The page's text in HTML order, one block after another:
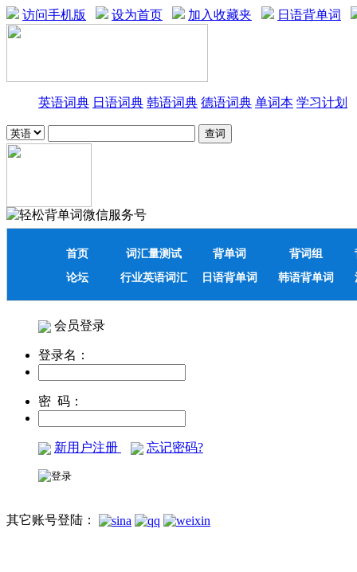
访问手机版 设为首页 加入收藏夹 日语背单词
英语词典 日语词典 韩语词典 德语词典 单词本 学习计划
首页 词汇量测试 背单词 背词组
论坛
行业英语词汇 日语背单词 韩语背单词
会员登录
登录名：
密 码：
新用户注册 忘记密码?
其它账号登陆：